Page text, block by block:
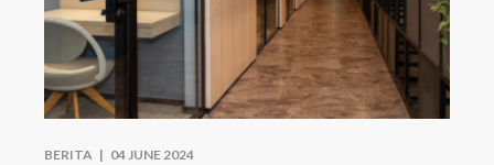
BERITA | 04 JUNE 2024